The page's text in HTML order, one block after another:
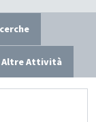
Altre Attività